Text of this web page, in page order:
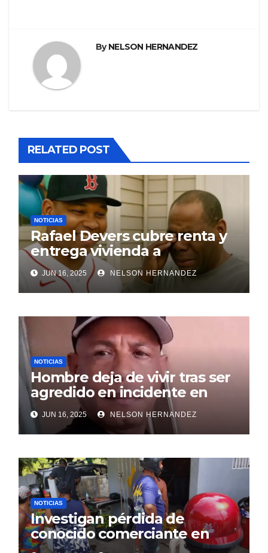
ByNELSON HERNANDEZ
RELATED POST
NOTICIAS
Rafael Devers cubre renta y
entrega vivienda a
exentrenador en RD
JUN 16, 2025 NELSON HERNANDEZ
NOTICIAS
Hombre deja de vivir tras ser
agredido en incidente en
SDE
JUN 16, 2025 NELSON HERNANDEZ
NOTICIAS
Investigan pérdida de
conocido comerciante en
Sosúa